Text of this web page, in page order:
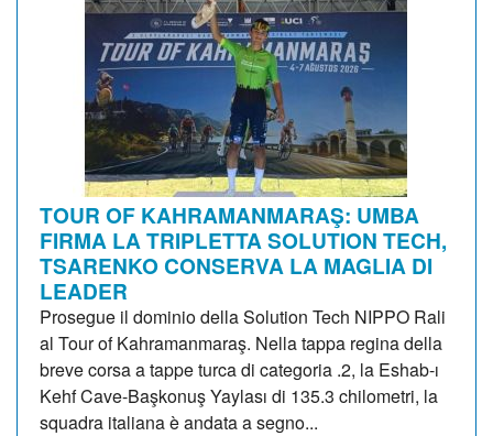
TOUR OF KAHRAMANMARAŞ: UMBA
FIRMA LA TRIPLETTA SOLUTION TECH,
TSARENKO CONSERVA LA MAGLIA DI
LEADER
Prosegue il dominio della Solution Tech NIPPO Rali
al Tour of Kahramanmaraş. Nella tappa regina della
breve corsa a tappe turca di categoria .2, la Eshab-ı
Kehf Cave-Başkonuş Yaylası di 135.3 chilometri, la
squadra italiana è andata a segno...